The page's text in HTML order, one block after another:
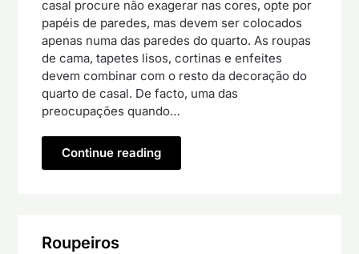
casal procure não exagerar nas cores, opte por
papéis de paredes, mas devem ser colocados
apenas numa das paredes do quarto. As roupas
de cama, tapetes lisos, cortinas e enfeites
devem combinar com o resto da decoração do
quarto de casal. De facto, uma das
preocupações quando…
Continue reading
Roupeiros